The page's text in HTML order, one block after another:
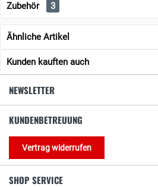
Zubehör 3
Ähnliche Artikel
Kunden kauften auch
NEWSLETTER
KUNDENBETREUUNG
Vertrag widerrufen
SHOP SERVICE